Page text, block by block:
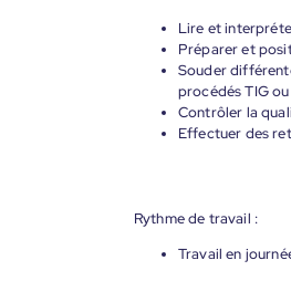
Lire et
Préparer et
Souder
procédés TIG ou
Contrôler la
Effectuer des
Rythme de travail :
Travail en